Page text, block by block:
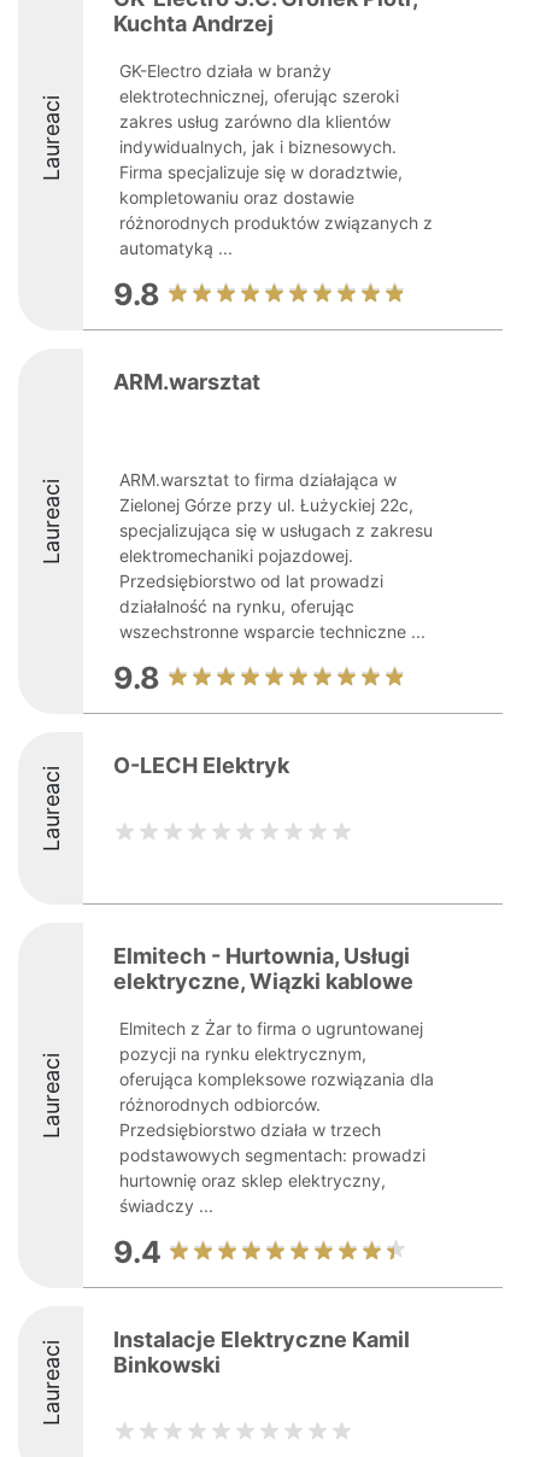
Laureaci
Kuchta Andrzej
GK-Electro działa w branży
elektrotechnicznej, oferując szeroki
zakres usług zarówno dla klientów
indywidualnych, jak i biznesowych.
Firma specjalizuje się w doradztwie,
kompletowaniu oraz dostawie
różnorodnych produktów związanych z
automatyką ...
9.8
Laureaci
ARM.warsztat
ARM.warsztat to firma działająca w
Zielonej Górze przy ul. Łużyckiej 22c,
specjalizująca się w usługach z zakresu
elektromechaniki pojazdowej.
Przedsiębiorstwo od lat prowadzi
działalność na rynku, oferując
wszechstronne wsparcie techniczne ...
9.8
Laureaci O-LECH Elektryk
Laureaci
Elmitech - Hurtownia, Usługi
elektryczne, Wiązki kablowe
Elmitech z Żar to firma o ugruntowanej
pozycji na rynku elektrycznym,
oferująca kompleksowe rozwiązania dla
różnorodnych odbiorców.
Przedsiębiorstwo działa w trzech
podstawowych segmentach: prowadzi
hurtownię oraz sklep elektryczny,
świadczy ...
9.4
Laureaci
Instalacje Elektryczne Kamil
Binkowski